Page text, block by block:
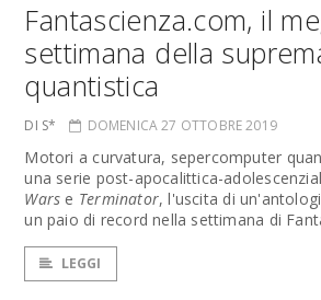
Fantascienza.com, il
settimana della
quantistica
DI S* DOMENICA 27 OTTOBRE 2019
Motori a curvatura, sepercomputer
una serie post-apocalittica-
Wars e Terminator, l'uscita di
un paio di record nella settimana di
LEGGI